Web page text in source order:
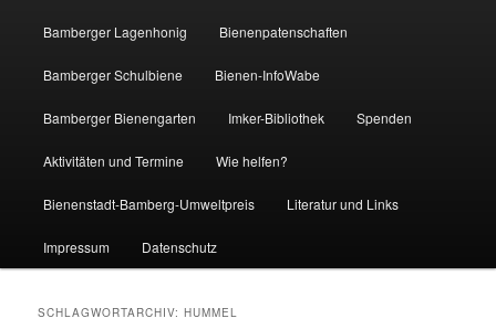
Bamberger Lagenhonig Bienenpatenschaften
Bamberger Schulbiene Bienen-InfoWabe
Bamberger Bienengarten Imker-Bibliothek Spenden
Aktivitäten und Termine Wie helfen?
Bienenstadt-Bamberg-Umweltpreis Literatur und Links
Impressum Datenschutz
SCHLAGWORTARCHIV:HUMMEL